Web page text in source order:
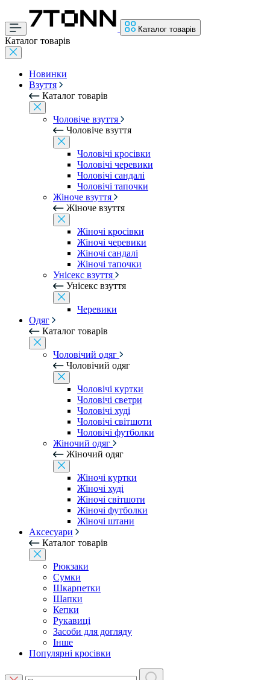
Каталог товарів
Каталог товарів
Новинки
Взуття
Каталог товарів
Чоловіче взуття
Чоловіче взуття
Чоловічі кросівки
Чоловічі черевики
Чоловічі сандалі
Чоловічі тапочки
Жіноче взуття
Жіноче взуття
Жіночі кросівки
Жіночі черевики
Жіночі сандалі
Жіночі тапочки
Унісекс взуття
Унісекс взуття
Черевики
Одяг
Каталог товарів
Чоловічий одяг
Чоловічий одяг
Чоловічі куртки
Чоловічі светри
Чоловічі худі
Чоловічі світшоти
Чоловічі футболки
Жіночий одяг
Жіночий одяг
Жіночі куртки
Жіночі худі
Жіночі світшоти
Жіночі футболки
Жіночі штани
Аксесуари
Каталог товарів
Рюкзаки
Сумки
Шкарпетки
Шапки
Кепки
Рукавиці
Засоби для догляду
Інше
Популярні кросівки